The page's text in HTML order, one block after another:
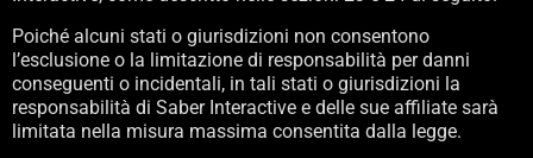
Poiché alcuni stati o giurisdizioni non consentono
l’esclusione o la limitazione di responsabilità per danni
conseguenti o incidentali, in tali stati o giurisdizioni la
responsabilità di Saber Interactive e delle sue affiliate sarà
limitata nella misura massima consentita dalla legge.